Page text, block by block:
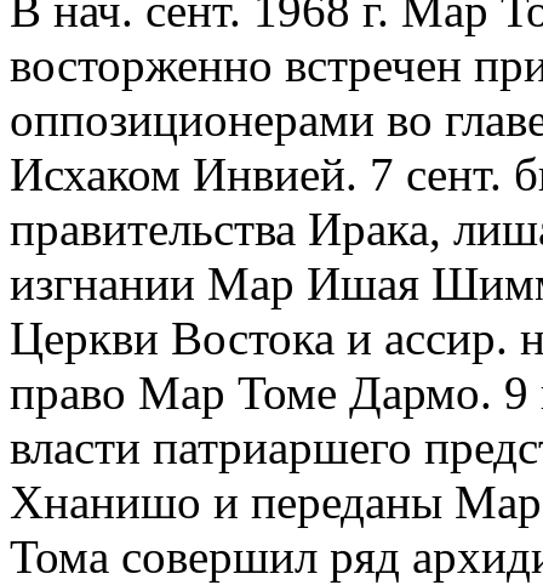
восторженно встречен
оппозиционерами во
Исхаком Инвией. 7 сент.
правительства Ирака,
изгнании Мар Ишая
Церкви Востока и ассир.
право Мар Томе Дармо. 9
власти патриаршего
Хнанишо и переданы
Тома совершил ряд